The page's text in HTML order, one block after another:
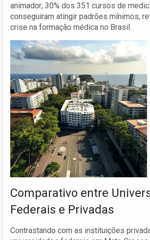
animador; 30% dos 351 cursos de
conseguiram atingir padrões mínimos,
crise na formação médica no Brasil.
Comparativo entre
Federais e Privadas
Contrastando com as instituições